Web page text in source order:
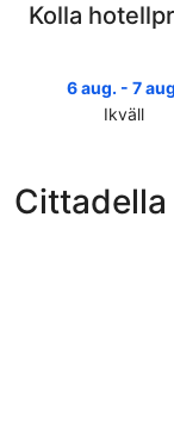
Kolla
6 aug. - 7
Ikväll
Cittadella